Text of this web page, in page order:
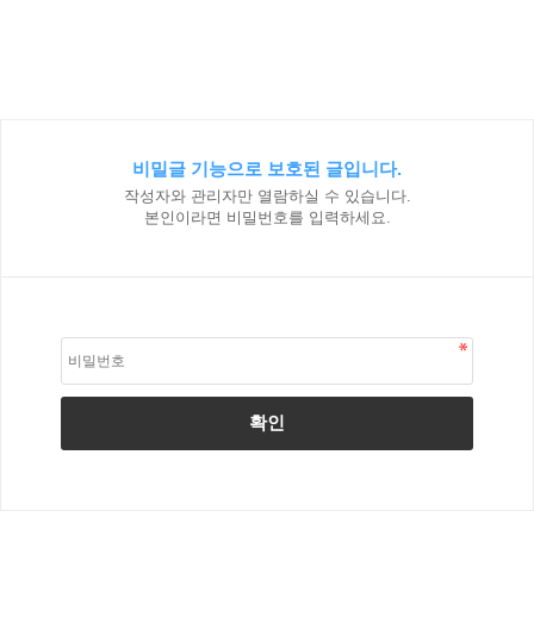
비밀글 기능으로 보호된 글입니다.
작성자와 관리자만 열람하실 수 있습니다.
본인이라면 비밀번호를 입력하세요.